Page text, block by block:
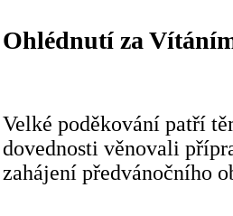
Ohlédnutí za
Velké poděkování patří
dovednosti věnovali
zahájení předvánočního